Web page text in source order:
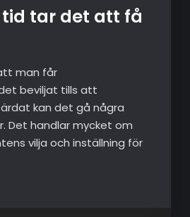
tar det att få
man får
beviljat tills att
kan det gå några
Det handlar mycket om
vilja och inställning för